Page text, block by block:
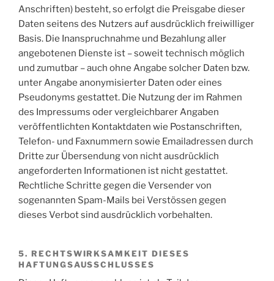
Anschriften) besteht, so erfolgt die Preisgabe dieser
Daten seitens des Nutzers auf ausdrücklich freiwilliger
Basis. Die Inanspruchnahme und Bezahlung aller
angebotenen Dienste ist – soweit technisch möglich
und zumutbar – auch ohne Angabe solcher Daten bzw.
unter Angabe anonymisierter Daten oder eines
Pseudonyms gestattet. Die Nutzung der im Rahmen
des Impressums oder vergleichbarer Angaben
veröffentlichten Kontaktdaten wie Postanschriften,
Telefon- und Faxnummern sowie Emailadressen durch
Dritte zur Übersendung von nicht ausdrücklich
angeforderten Informationen ist nicht gestattet.
Rechtliche Schritte gegen die Versender von
sogenannten Spam-Mails bei Verstössen gegen
dieses Verbot sind ausdrücklich vorbehalten.
5. RECHTSWIRKSAMKEIT DIESES
HAFTUNGSAUSSCHLUSSES